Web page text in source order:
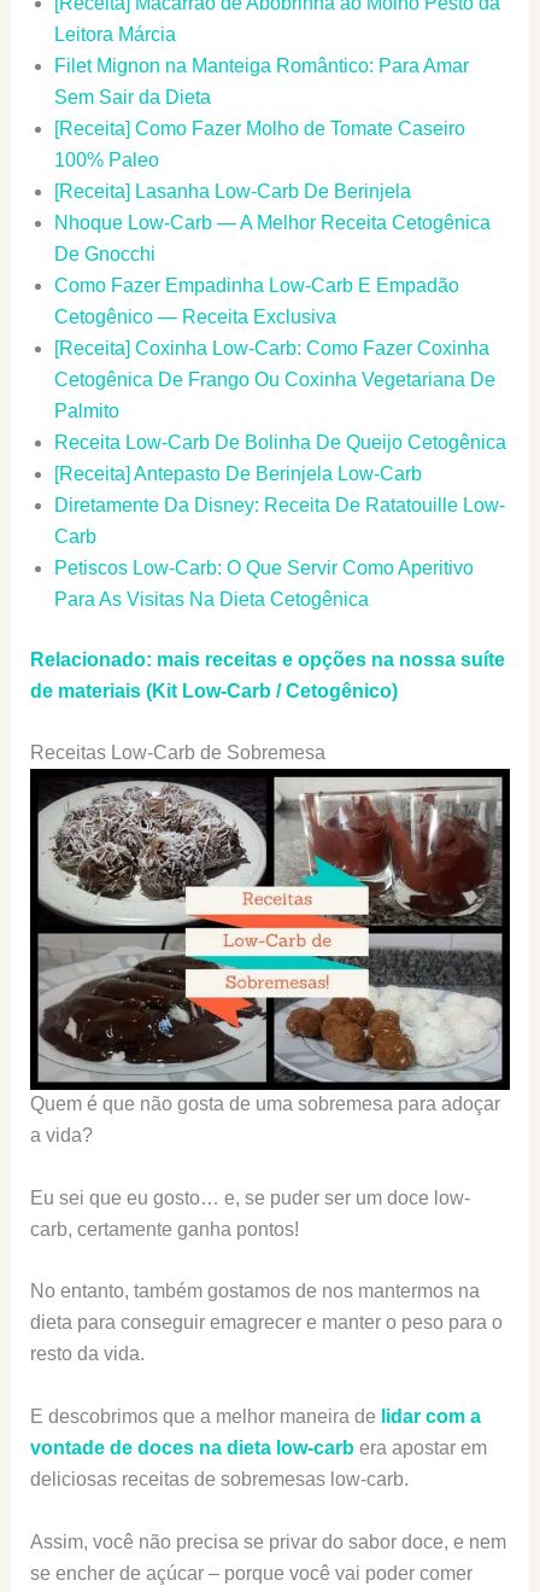
Leitora Márcia
Filet Mignon na Manteiga Romântico: Para Amar
Sem Sair da Dieta
[Receita] Como Fazer Molho de Tomate Caseiro
100% Paleo
[Receita] Lasanha Low-Carb De Berinjela
Nhoque Low-Carb — A Melhor Receita Cetogênica
De Gnocchi
Como Fazer Empadinha Low-Carb E Empadão
Cetogênico — Receita Exclusiva
[Receita] Coxinha Low-Carb: Como Fazer Coxinha
Cetogênica De Frango Ou Coxinha Vegetariana De
Palmito
Receita Low-Carb De Bolinha De Queijo Cetogênica
[Receita] Antepasto De Berinjela Low-Carb
Diretamente Da Disney: Receita De Ratatouille Low-
Carb
Petiscos Low-Carb: O Que Servir Como Aperitivo
Para As Visitas Na Dieta Cetogênica
Relacionado: mais receitas e opções na nossa suíte
de materiais (Kit Low-Carb / Cetogênico)
Receitas Low-Carb de Sobremesa
Quem é que não gosta de uma sobremesa para adoçar
a vida?
Eu sei que eu gosto… e, se puder ser um doce low-
carb, certamente ganha pontos!
No entanto, também gostamos de nos mantermos na
dieta para conseguir emagrecer e manter o peso para o
resto da vida.
E descobrimos que a melhor maneira de lidar com a
vontade de doces na dieta low-carbera apostar em
deliciosas receitas de sobremesas low-carb.
Assim, você não precisa se privar do sabor doce, e nem
se encher de açúcar – porque você vai poder comer